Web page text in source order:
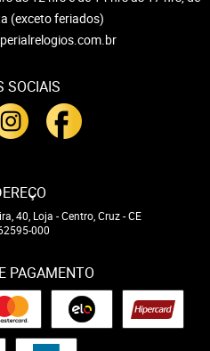
(exceto feriados)
SOCIAIS
40, Loja -Centro, Cruz-CE
000
PAGAMENTO